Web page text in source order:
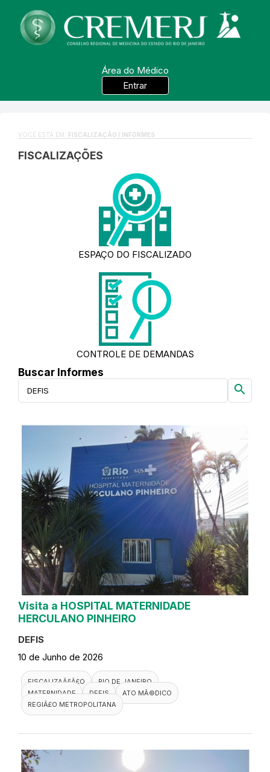
Área do Médico
Entrar
VOCÊ ESTÁ EM: FISCALIZAÇÃO / INFORMES
FISCALIZAÇÕES
ESPAÇO DO FISCALIZADO
CONTROLE DE DEMANDAS
Buscar Informes
search
Visita a HOSPITAL MATERNIDADE
HERCULANO PINHEIRO
DEFIS
10 de Junho de 2026
FISCALIZAÃ§Ã£O
RIO DE JANEIRO
MATERNIDADE
DEFIS
ATO MÃ©DICO
REGIÃ£O METROPOLITANA